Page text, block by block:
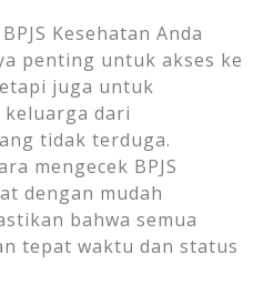
Kesehatan Anda
penting untuk akses ke
juga untuk
keluarga dari
tidak terduga.
mengecek BPJS
dengan mudah
bahwa semua
tepat waktu dan status